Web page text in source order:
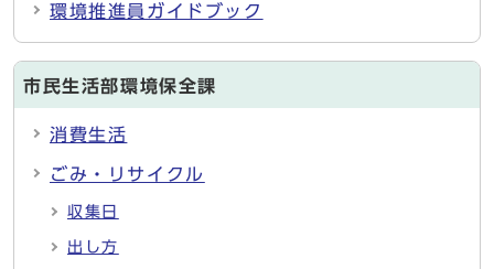
環境推進員ガイドブック
市民生活部環境保全課
消費生活
ごみ・リサイクル
収集日
出し方